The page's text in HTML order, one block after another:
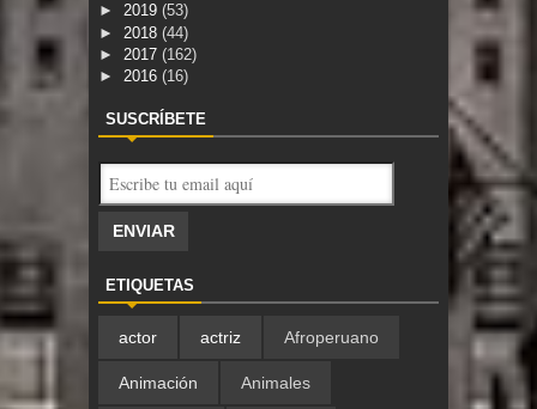
► 2019 (53)
► 2018 (44)
► 2017 (162)
► 2016 (16)
SUSCRÍBETE
ETIQUETAS
actor actriz Afroperuano
Animación Animales